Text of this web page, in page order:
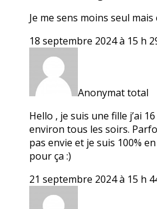
Je me sens moins seul
18 septembre 2024 à 15 h
Anonymat total
Hello , je suis une fille j’ai
environ tous les soirs.
pas envie et je suis 100%
pour ça :)
21 septembre 2024 à 15 h